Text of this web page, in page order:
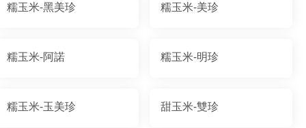
糯玉米-黑美珍 糯玉米-美珍
糯玉米-阿諾 糯玉米-明珍
糯玉米-玉美珍 甜玉米-雙珍